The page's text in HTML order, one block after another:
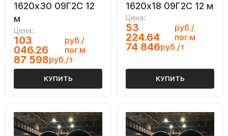
1620х30 09Г2С 12
м
Цена:
103
046.26
руб./
пог.м
87 598руб./т
КУПИТЬ
1620х18 09Г2С 12 м
Цена:
53
224.64
руб./
пог.м
74 846руб./т
КУПИТЬ